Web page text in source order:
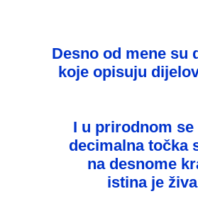
Desno od mene su
koje opisuju
I u prirodnom
decimalna točka
na desnome
istina je